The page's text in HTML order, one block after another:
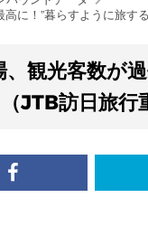
に！”暮らすように旅す
観光客数が
JTB訪日旅行
Facebook<br>